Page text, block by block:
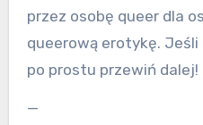
przez osobę queer dla
queerową erotykę.
po prostu przewiń dalej!
—